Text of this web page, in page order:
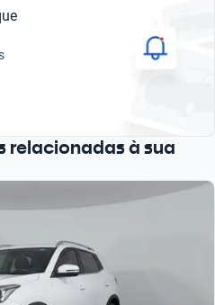
relacionadas à sua